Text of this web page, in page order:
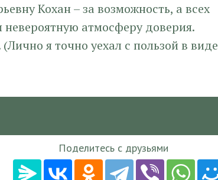
Кохан – за возможность, а всех
атмосферу доверия.
я точно уехал с пользой в виде
Поделитесь с друзьями